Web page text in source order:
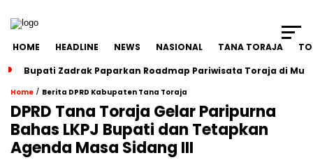
HOME HEADLINE NEWS NASIONAL TANA TORAJA
Bupati Zadrak Paparkan Roadmap Pariwisata Toraja di
Home / Berita DPRD Kabupaten Tana Toraja
DPRD Tana Toraja Gelar Paripurna
Bahas LKPJ Bupati dan Tetapkan
Agenda Masa Sidang III